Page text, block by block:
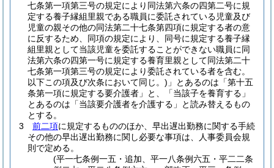
七条第一項第三号の規定により同法第六条の四第二号に規
定する養子縁組里親である職員に委託されている児童及び
児童の親その他の同法第二十七条第四項に規定する者の意
に反するため、同項の規定により、同号に規定する養子縁
組里親として当該児童を委託することができない職員に同
法第六条の四第一号に規定する養育里親として同法第二十
七条第一項第三号の規定により委託されている者を含む。
以下この項及び次条において同じ。) 」とあるのは「第十五
条第一項に規定する要介護者」と、「当該子を養育する」
とあるのは「当該要介護者を介護する」と読み替えるもの
とする。
3
前二項に規定するもののほか、早出遅出勤務に関する手続
その他の早出遅出勤務に関し必要な事項は、人事委員会規
則で定める。
(平一七条例一五・追加、平一八条例六五・平二二条